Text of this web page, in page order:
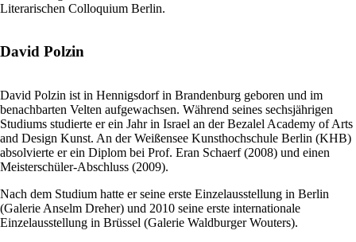
Literarischen Colloquium Berlin.
David Polzin
David Polzin ist in Hennigsdorf in Brandenburg geboren und im
benachbarten Velten aufgewachsen. Während seines sechsjährigen
Studiums studierte er ein Jahr in Israel an der Bezalel Academy of Arts
and Design Kunst. An der Weißensee Kunsthochschule Berlin (KHB)
absolvierte er ein Diplom bei Prof. Eran Schaerf (2008) und einen
Meisterschüler-Abschluss (2009).
Nach dem Studium hatte er seine erste Einzelausstellung in Berlin
(Galerie Anselm Dreher) und 2010 seine erste internationale
Einzelausstellung in Brüssel (Galerie Waldburger Wouters).